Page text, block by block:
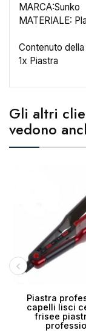
MARCA:Sunko
MATERIALE:
Contenuto
1x Piastra
Gli altri
vedono
Piastra
capelli lisci
frisee
Nome lista dei